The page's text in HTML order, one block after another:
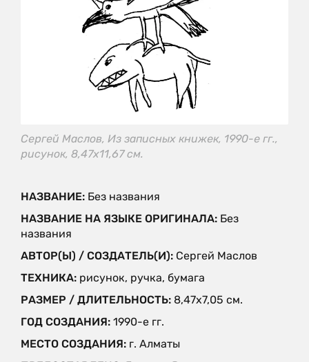
Сергей Маслов, Из записных книжек, 1990-е гг.,
рисунок, 8,47x11,67 см.
НАЗВАНИЕ: Без названия
НАЗВАНИЕ НА ЯЗЫКЕ ОРИГИНАЛА: Без
названия
АВТОР(Ы) / СОЗДАТЕЛЬ(И): Сергей Маслов
ТЕХНИКА: рисунок, ручка, бумага
РАЗМЕР / ДЛИТЕЛЬНОСТЬ: 8,47x7,05 см.
ГОД СОЗДАНИЯ: 1990-е гг.
МЕСТО СОЗДАНИЯ: г. Алматы